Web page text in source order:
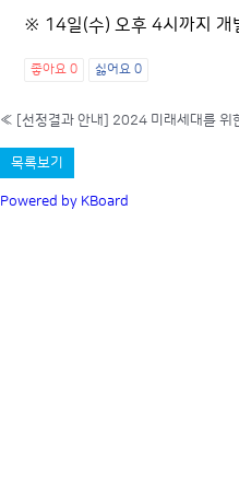
※ 14일(수) 오후 4시까지 개
좋아요 0 싫어요 0
« [선정결과 안내] 2024 미래세대를 위
목록보기
Powered by KBoard